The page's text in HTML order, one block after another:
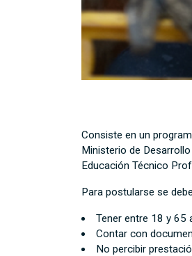
Consiste en un
Ministerio de
Educación Técnico
Para postularse se
Tener entre 18 y 65
Contar con
No percibir